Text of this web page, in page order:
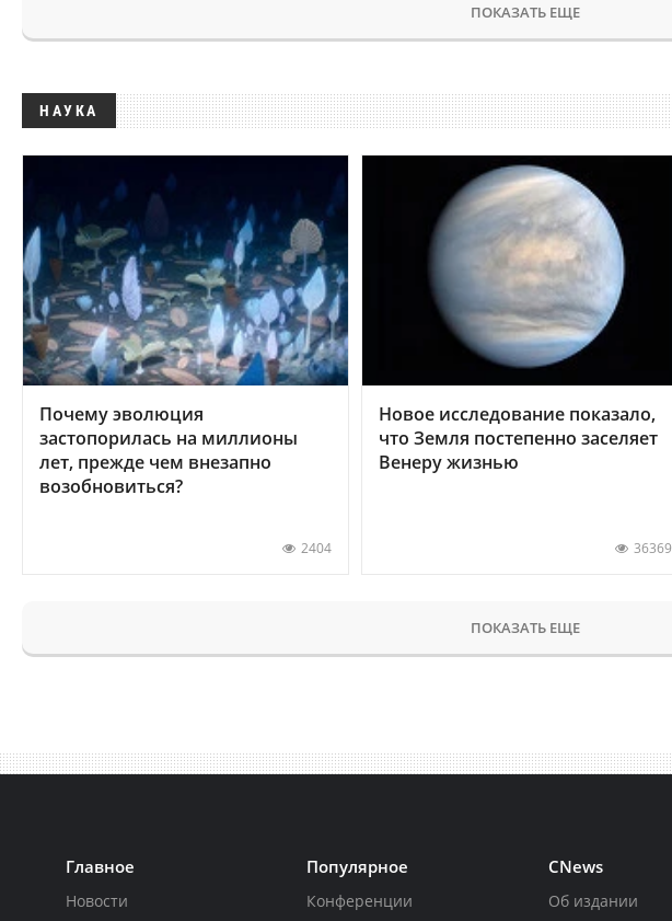
ПОКАЗАТЬ ЕЩЕ
НАУКА
Почему эволюция
застопорилась на миллионы
лет, прежде чем внезапно
возобновиться?
2404
Новое исследование показало,
что Земля постепенно заселяет
Венеру жизнью
36369
ПОКАЗАТЬ ЕЩЕ
Главное
Новости
Популярное
Конференции
CNews
Об издании